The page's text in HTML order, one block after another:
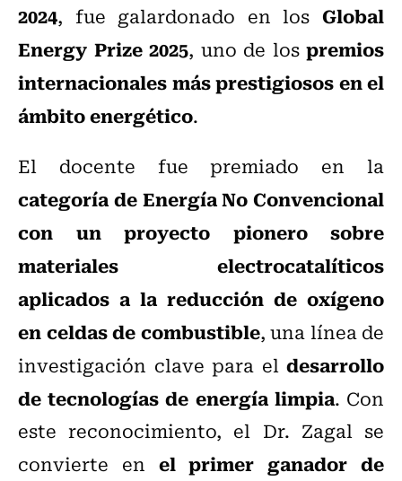
2024, fue galardonado en los Global
Energy Prize 2025, uno de los premios
internacionales más prestigiosos en el
ámbito energético.
El docente fue premiado en la
categoría de Energía No Convencional
con un proyecto pionero sobre
materiales electrocatalíticos
aplicados a la reducción de oxígeno
en celdas de combustible, una línea de
investigación clave para el desarrollo
de tecnologías de energía limpia. Con
este reconocimiento, el Dr. Zagal se
convierte en el primer ganador de